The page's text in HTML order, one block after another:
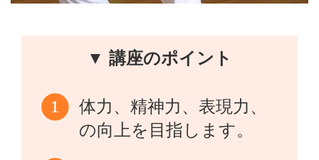
▼ 講座のポイント
体力、精神力、表現力、
の向上を目指します。